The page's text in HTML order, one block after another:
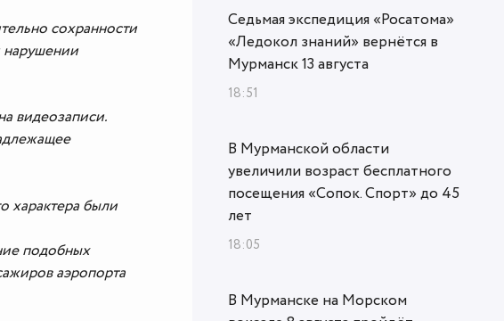
сохранности
нарушении
видеозаписи.
характера были
подобных
аэропорта
Седьмая экспедиция «Росатома»
«Ледокол знаний» вернётся в
Мурманск 13 августа
18:51
В Мурманской области
увеличили возраст бесплатного
посещения «Сопок. Спорт» до 45
лет
18:05
В Мурманске на Морском